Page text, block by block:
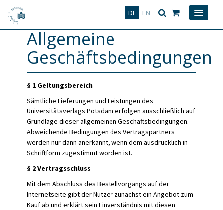
DE EN
Deutsch
Allgemeine
Geschäftsbedingungen
§ 1 Geltungsbereich
Sämtliche Lieferungen und Leistungen des
Universitätsverlags Potsdam erfolgen ausschließlich auf
Grundlage dieser allgemeinen Geschäftsbedingungen.
Abweichende Bedingungen des Vertragspartners
werden nur dann anerkannt, wenn dem ausdrücklich in
Schriftform zugestimmt worden ist.
§ 2 Vertragsschluss
Mit dem Abschluss des Bestellvorgangs auf der
Internetseite gibt der Nutzer zunächst ein Angebot zum
Kauf ab und erklärt sein Einverständnis mit diesen